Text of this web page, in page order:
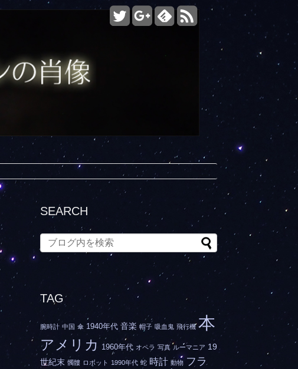
SEARCH
TAG
腕時計 中国 傘 1940年代 音楽 帽子 吸血鬼 飛行機 本
アメリカ 1960年代 オペラ 写真 ルーマニア 19
世紀末 髑髏 ロボット 1990年代 蛇 時計 動物 フラ